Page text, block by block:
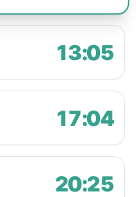
13:05
17:04
20:25